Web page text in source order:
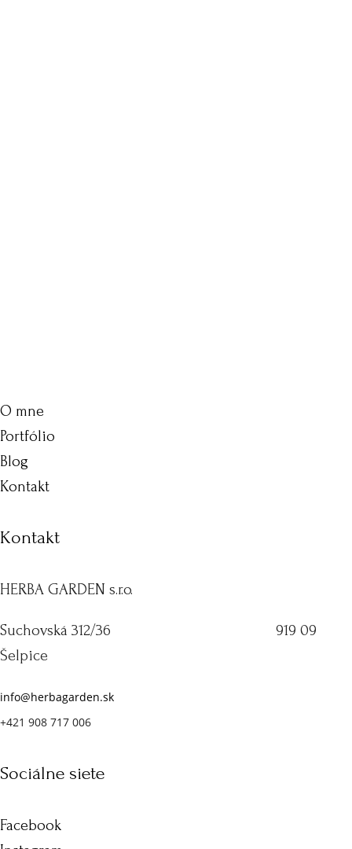
O mne
Portfólio
Blog
Kontakt
Kontakt
HERBA GARDEN s.r.o.
Suchovská 312/36 919 09
Šelpice
info@herbagarden.sk
+421 908 717 006
Sociálne siete
Facebook